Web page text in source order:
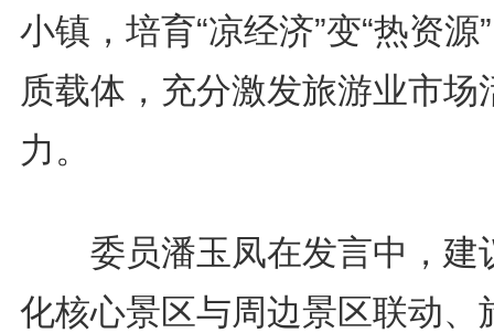
小镇，培育“凉经济”变“热资源
质载体，充分激发旅游业市场
力。
委员潘玉凤在发言中，建
化核心景区与周边景区联动、